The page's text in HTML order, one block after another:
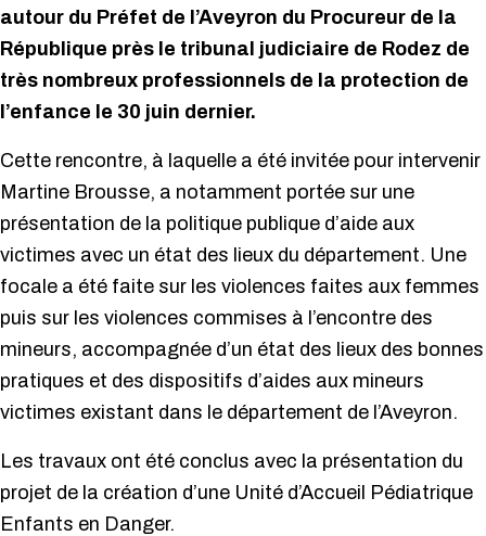
autour du Préfet de l’Aveyron du Procureur de la
République près le tribunal judiciaire de Rodez de
très nombreux professionnels de la protection de
l’enfance le 30 juin dernier.
Cette rencontre, à laquelle a été invitée pour intervenir
Martine Brousse, a notamment portée sur une
présentation de la politique publique d’aide aux
victimes avec un état des lieux du département. Une
focale a été faite sur les violences faites aux femmes
puis sur les violences commises à l’encontre des
mineurs, accompagnée d’un état des lieux des bonnes
pratiques et des dispositifs d’aides aux mineurs
victimes existant dans le département de l’Aveyron.
Les travaux ont été conclus avec la présentation du
projet de la création d’une Unité d’Accueil Pédiatrique
Enfants en Danger.